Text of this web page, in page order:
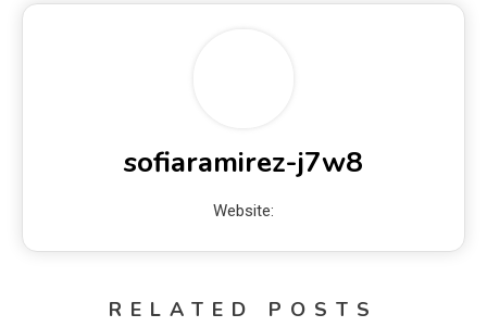
sofiaramirez-j7w8
Website:
RELATED POSTS